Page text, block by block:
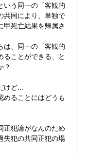
う同一の「客観的
共同により、単独で
甲死亡結果を帰属さ
、同一の「客観的
ることができる、と
？
けど…
ることにはどうも
犯論がなんのため
失犯の共同正犯の場